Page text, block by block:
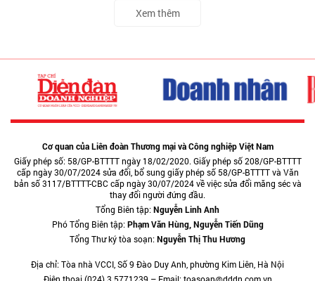
Xem thêm
Cơ quan của Liên đoàn Thương mại và Công nghiệp Việt Nam
Giấy phép số: 58/GP-BTTTT ngày 18/02/2020. Giấy phép số 208/GP-BTTTT
cấp ngày 30/07/2024 sửa đổi, bổ sung giấy phép số 58/GP-BTTTT và Văn
bản số 3117/BTTTT-CBC cấp ngày 30/07/2024 về việc sửa đổi măng séc và
thay đổi người đứng đầu.
Tổng Biên tập:Nguyễn Linh Anh
Phó Tổng Biên tập:Phạm Văn Hùng, Nguyễn Tiến Dũng
Tổng Thư ký tòa soạn:Nguyễn Thị Thu Hương
Địa chỉ: Tòa nhà VCCI, Số 9 Đào Duy Anh, phường Kim Liên, Hà Nội